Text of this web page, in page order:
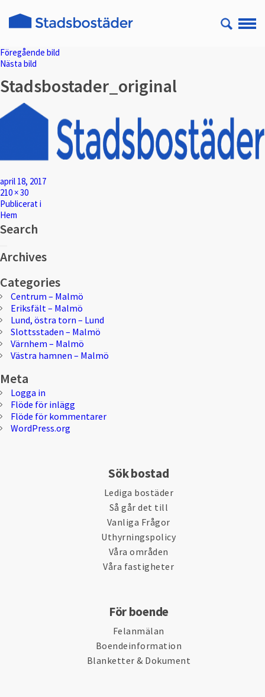
Föregående bild
Nästa bild
Stadsbostader_original
Postat
april 18, 2017
Full
storlek
210 × 30
Inläggsnavigering
Publicerat i
Hem
Search
efter:
Archives
Categories
Centrum – Malmö
Eriksfält – Malmö
Lund, östra torn – Lund
Slottsstaden – Malmö
Värnhem – Malmö
Västra hamnen – Malmö
Meta
Logga in
Flöde för inlägg
Flöde för kommentarer
WordPress.org
Sök bostad
Lediga bostäder
Så går det till
Vanliga Frågor
Uthyrningspolicy
Våra områden
Våra fastigheter
För boende
Felanmälan
Boendeinformation
Blanketter & Dokument